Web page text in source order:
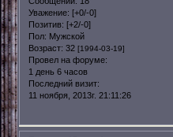
Уважение: [+0/-0]
Позитив: [+2/-0]
Пол: Мужской
Возраст: 32 [1994-03-19]
Провел на форуме:
1 день 6 часов
Последний визит:
11 ноября, 2013г. 21:11:26